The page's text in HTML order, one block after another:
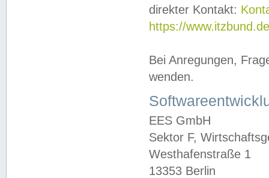
direkter Kontakt:
https://
Bei Anregungen,
wenden.
EES GmbH
Sektor F,
Westhafenstraße 1
13353 Berlin